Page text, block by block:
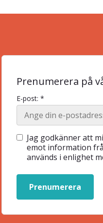
Prenumerera på
E-post: *
Jag godkänner att
emot information
används i enlighet
Prenumerera